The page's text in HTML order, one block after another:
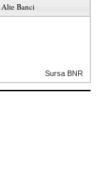
Alte Banci
Sursa BNR